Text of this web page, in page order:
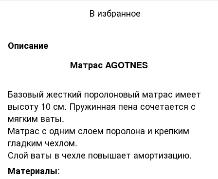
В избранное
Описание
Матрас AGOTNES
Базовый жесткий поролоновый матрас имеет
высоту 10 см. Пружинная пена сочетается с
мягким ваты.
Матрас с одним слоем поролона и крепким
гладким чехлом.
Слой ваты в чехле повышает амортизацию.
Материалы: